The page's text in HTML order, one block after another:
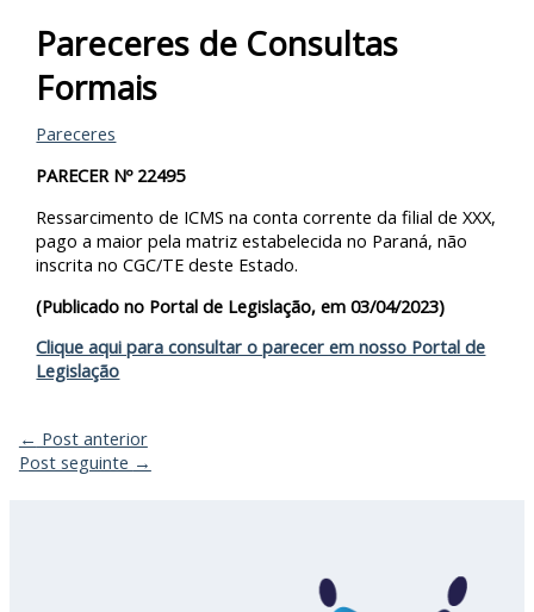
Pareceres de Consultas
Formais
Pareceres
PARECER Nº 22495
Ressarcimento de ICMS na conta corrente da filial de XXX,
pago a maior pela matriz estabelecida no Paraná, não
inscrita no CGC/TE deste Estado.
(Publicado no Portal de Legislação, em 03/04/2023)
Clique aqui para consultar o parecer em nosso Portal de
Legislação
← Post anterior
Post seguinte →